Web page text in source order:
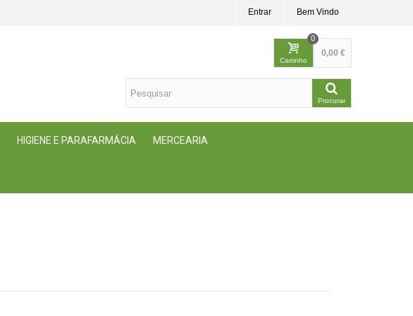
Bem Vindo
Entrar
Carrinho
0
0,00 €
Procurar
HIGIENE E PARAFARMÁCIA MERCEARIA